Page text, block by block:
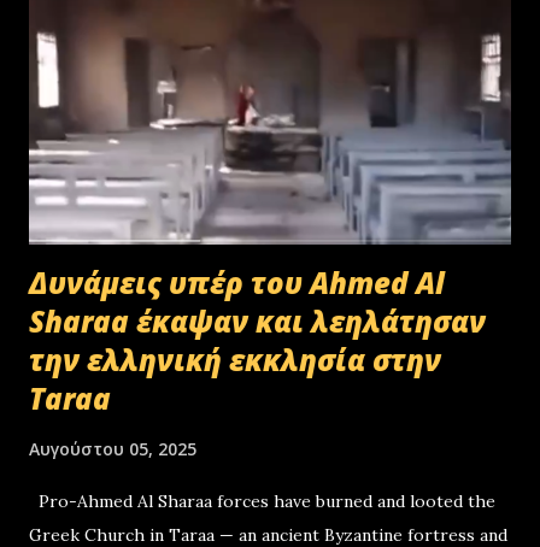
Δυνάμεις υπέρ του Ahmed Al
Sharaa έκαψαν και λεηλάτησαν
την ελληνική εκκλησία στην
Taraa
Αυγούστου 05, 2025
Pro-Ahmed Al Sharaa forces have burned and looted the
Greek Church in Taraa — an ancient Byzantine fortress and